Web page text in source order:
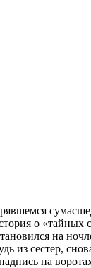
о «тайных
на
сестер,
на